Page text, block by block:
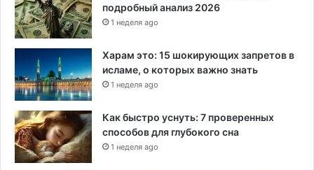
подробный анализ 2026
1 неделя ago
Харам это: 15 шокирующих запретов в
исламе, о которых важно знать
1 неделя ago
Как быстро уснуть: 7 проверенных
способов для глубокого сна
1 неделя ago